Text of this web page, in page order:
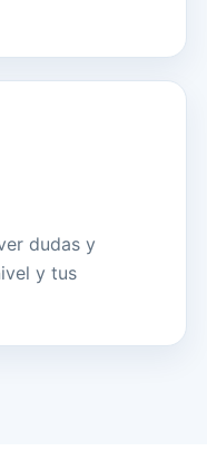
dudas y
y tus